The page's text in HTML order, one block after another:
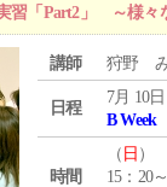
習「Part2」 ～様々
講師 狩野
日程
7月 10
B Week
時間
（ 日 ）
15：20